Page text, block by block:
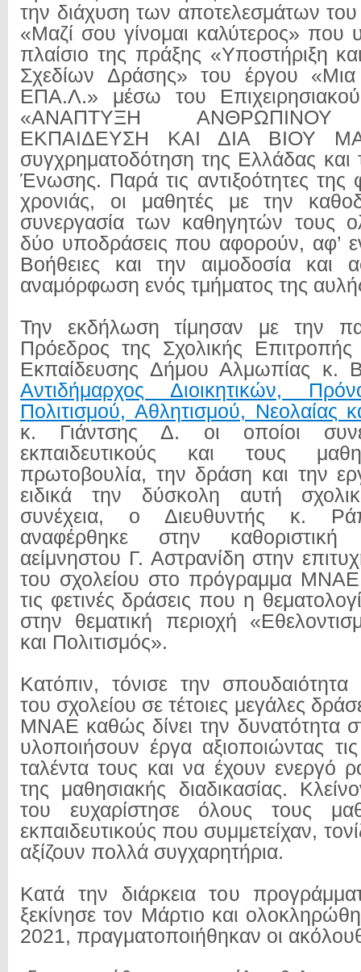
την διάχυση των αποτελεσμάτων
«Μαζί σου γίνομαι καλύτερος» που
πλαίσιο της πράξης «Υποστήριξη
Σχεδίων Δράσης» του έργου
ΕΠΑ.Λ.» μέσω του
«ΑΝΑΠΤΥΞΗ ΑΝΘΡΩΠΙΝΟΥ
ΕΚΠΑΙΔΕΥΣΗ ΚΑΙ ΔΙΑ ΒΙΟΥ
συγχρηματοδότηση της Ελλάδας
Ένωσης. Παρά τις αντιξοότητες της
χρονιάς, οι μαθητές με την
συνεργασία των καθηγητών τους
δύο υποδράσεις που αφορούν, αφ’
Βοήθειες και την αιμοδοσία και
αναμόρφωση ενός τμήματος της
Την εκδήλωση τίμησαν με την
Πρόεδρος της Σχολικής Επιτροπής
Εκπαίδευσης Δήμου Αλμωπίας κ.
Αντιδήμαρχος Διοικητικών,
Πολιτισμού, Αθλητισμού, Νεολαίας
κ. Γιάντσης Δ. οι οποίοι
εκπαιδευτικούς και τους
πρωτοβουλία, την δράση και την
ειδικά την δύσκολη αυτή
συνέχεια, ο Διευθυντής κ.
αναφέρθηκε στην
αείμνηστου Γ. Αστρανίδη στην
του σχολείου στο πρόγραμμα ΜΝΑΕ
τις φετινές δράσεις που η
στην θεματική περιοχή
και Πολιτισμός».
Κατόπιν, τόνισε την σπουδαιότητα
του σχολείου σε τέτοιες μεγάλες
ΜΝΑΕ καθώς δίνει την δυνατότητα
υλοποιήσουν έργα αξιοποιώντας
ταλέντα τους και να έχουν ενεργό
της μαθησιακής διαδικασίας.
του ευχαρίστησε όλους τους
εκπαιδευτικούς που συμμετείχαν,
αξίζουν πολλά συγχαρητήρια.
Κατά την διάρκεια του
ξεκίνησε τον Μάρτιο και
2021, πραγματοποιήθηκαν οι